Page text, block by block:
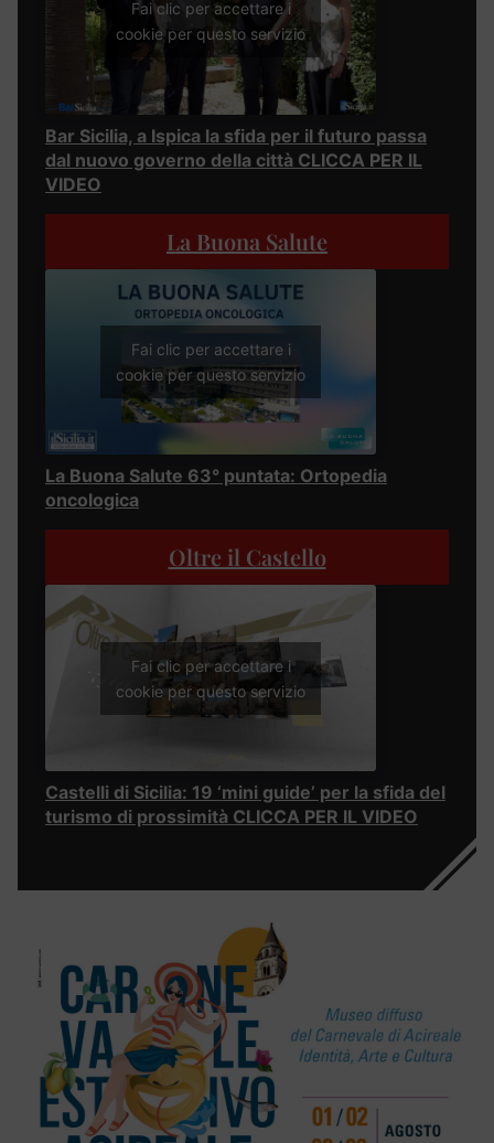
Fai clic per accettare i
cookie per questo servizio
Bar Sicilia, a Ispica la sfida per il futuro passa
dal nuovo governo della città CLICCA PER IL
VIDEO
La Buona Salute
Fai clic per accettare i
cookie per questo servizio
La Buona Salute 63° puntata: Ortopedia
oncologica
Oltre il Castello
Fai clic per accettare i
cookie per questo servizio
Castelli di Sicilia: 19 ‘mini guide’ per la sfida del
turismo di prossimità CLICCA PER IL VIDEO